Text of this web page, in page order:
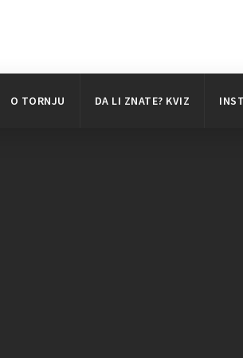
O TORNJU DA LI ZNATE? KVIZ